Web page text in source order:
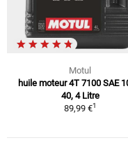
Motul
huile moteur 4T 7100 SAE
40, 4 Litre
89,99 €1